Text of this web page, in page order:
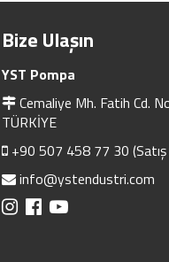
Bize Ulaşın
YST Pompa
Cemaliye Mh. Fatih Cd.
TÜRKİYE
+90 507 458 77 30 (Satış
info@ystendustri.com